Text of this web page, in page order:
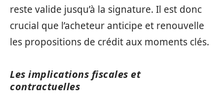
reste valide jusqu’à la signature. Il est donc
crucial que l’acheteur anticipe et renouvelle
les propositions de crédit aux moments clés.
Les implications fiscales et
contractuelles